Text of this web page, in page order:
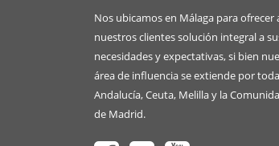
Nos ubicamos en Málaga para ofrecer
nuestros clientes solución integral a
necesidades y expectativas, si bien
área de influencia se extiende por toda
Andalucía, Ceuta, Melilla y la
de Madrid.